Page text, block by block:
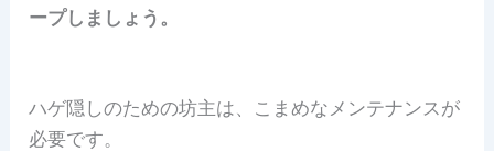
ープしましょう。
ハゲ隠しのための坊主は、こまめなメンテナンスが
必要です。